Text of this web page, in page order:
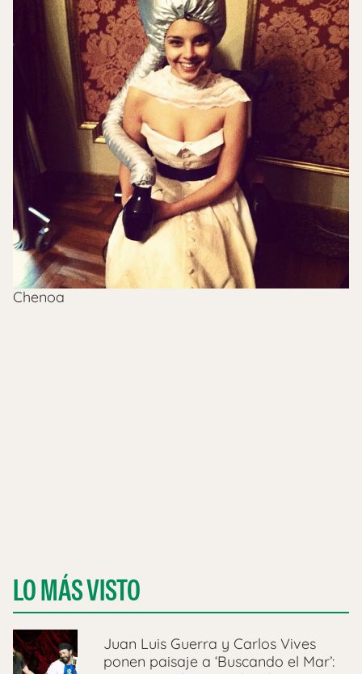
Chenoa
LO MÁS VISTO
Juan Luis Guerra y Carlos Vives
ponen paisaje a ‘Buscando el Mar’: